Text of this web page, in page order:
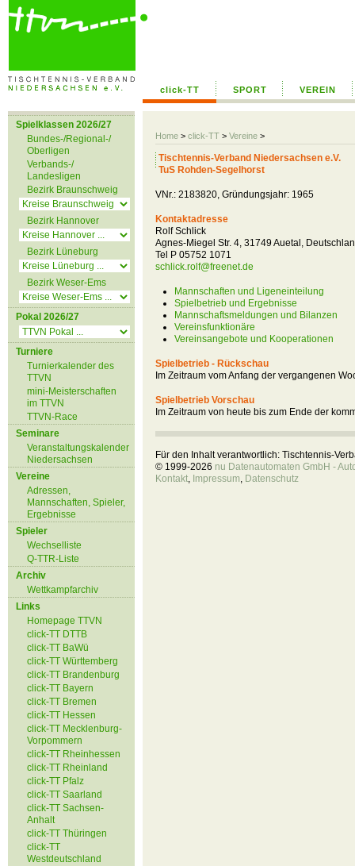
click-TT SPORT VEREIN
Home > click-TT > Vereine >
Spielklassen 2026/27
Bundes-/Regional-/
Oberligen
Verbands-/
Landesligen
Bezirk Braunschweig
Bezirk Hannover
Bezirk Lüneburg
Bezirk Weser-Ems
Pokal 2026/27
Turniere
Turnierkalender des
TTVN
mini-Meisterschaften
im TTVN
TTVN-Race
Seminare
Veranstaltungskalender
Niedersachsen
Vereine
Adressen,
Mannschaften, Spieler,
Ergebnisse
Spieler
Wechselliste
Q-TTR-Liste
Archiv
Wettkampfarchiv
Links
Homepage TTVN
click-TT DTTB
click-TT BaWü
click-TT Württemberg
click-TT Brandenburg
click-TT Bayern
click-TT Bremen
click-TT Hessen
click-TT Mecklenburg-
Vorpommern
click-TT Rheinhessen
click-TT Rheinland
click-TT Pfalz
click-TT Saarland
click-TT Sachsen-
Anhalt
click-TT Thüringen
click-TT
Westdeutschland
Tischtennis-Verband Niedersachsen e.V.
TuS Rohden-Segelhorst
VNr.: 2183820, Gründungsjahr: 1965
Kontaktadresse
Rolf Schlick
Agnes-Miegel Str. 4, 31749 Auetal,
Tel P 05752 1071
schlick.rolf@freenet.de
Mannschaften und Ligeneinteilung
Spielbetrieb und Ergebnisse
Mannschaftsmeldungen und Bilanzen
Vereinsfunktionäre
Vereinsangebote und Kooperationen
Spielbetrieb - Rückschau
Im Zeitraum vom Anfang der vergangenen
Spielbetrieb Vorschau
Im Zeitraum von heute bis zum Ende der
Für den Inhalt verantwortlich: Tischtennis-
© 1999-2026 nu Datenautomaten GmbH -
Kontakt, Impressum, Datenschutz